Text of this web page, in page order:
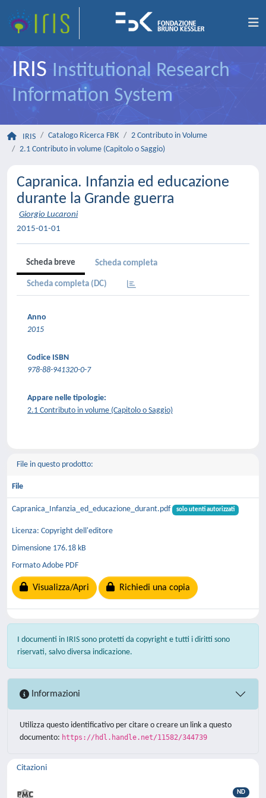
IRIS Institutional Research
Information System
IRIS Catalogo Ricerca FBK
2 Contributo in Volume
2.1 Contributo in volume (Capitolo o Saggio)
Capranica. Infanzia ed educazione
durante la Grande guerra
Giorgio Lucaroni
2015-01-01
Scheda breve Scheda completa
Scheda completa (DC)
Anno
2015
Codice ISBN
978-88-941320-0-7
Appare nelle tipologie:
2.1 Contributo in volume (Capitolo o Saggio)
File in questo prodotto:
File
Capranica_Infanzia_ed_educazione_durant.pdf solo utenti autorizzati
Licenza: Copyright dell'editore
Dimensione 176.18 kB
Formato Adobe PDF
Visualizza/Apri Richiedi una copia
I documenti in IRIS sono protetti da copyright e tutti i diritti sono
riservati, salvo diversa indicazione.
Informazioni
Utilizza questo identificativo per citare o creare un link a questo
documento: https://hdl.handle.net/11582/344739
Citazioni
ND